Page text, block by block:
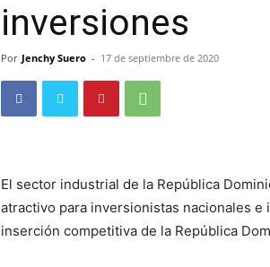
inversiones
Por Jenchy Suero - 17 de septiembre de 2020
El sector industrial de la República
atractivo para inversionistas nacionales
inserción competitiva de la República